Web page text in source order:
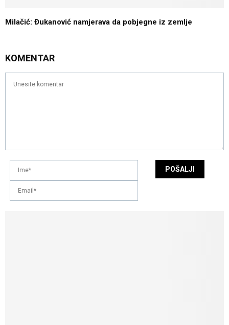
Milačić: Đukanović namjerava da pobjegne iz zemlje
KOMENTAR